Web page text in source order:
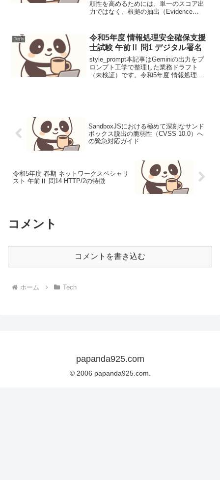
頼性を高めるためには、単一のスコア出
力ではなく、根拠の抽出（Evidence
が有効で...
Tech
令和5年度 情報処理安全確保支援
士試験 午前Ⅱ 問1 デジタル署名
style_prompt本記事はGeminiの出力をプ
ロンプト工学で整理した業務ドラフト
（未検証）です。令和5年度 情報処理安
SandboxJSにおける極めて深刻なサンド
ボックス脱出の脆弱性（CVSS 10.0）へ
の緊急対応ガイド
令和5年度 春期 ネットワークスペシャリ
スト 午前Ⅱ 問14 HTTP/2の特徴
コメント
コメントを書き込む
ホーム Tech
papanda925.com
© 2006 papanda925.com.